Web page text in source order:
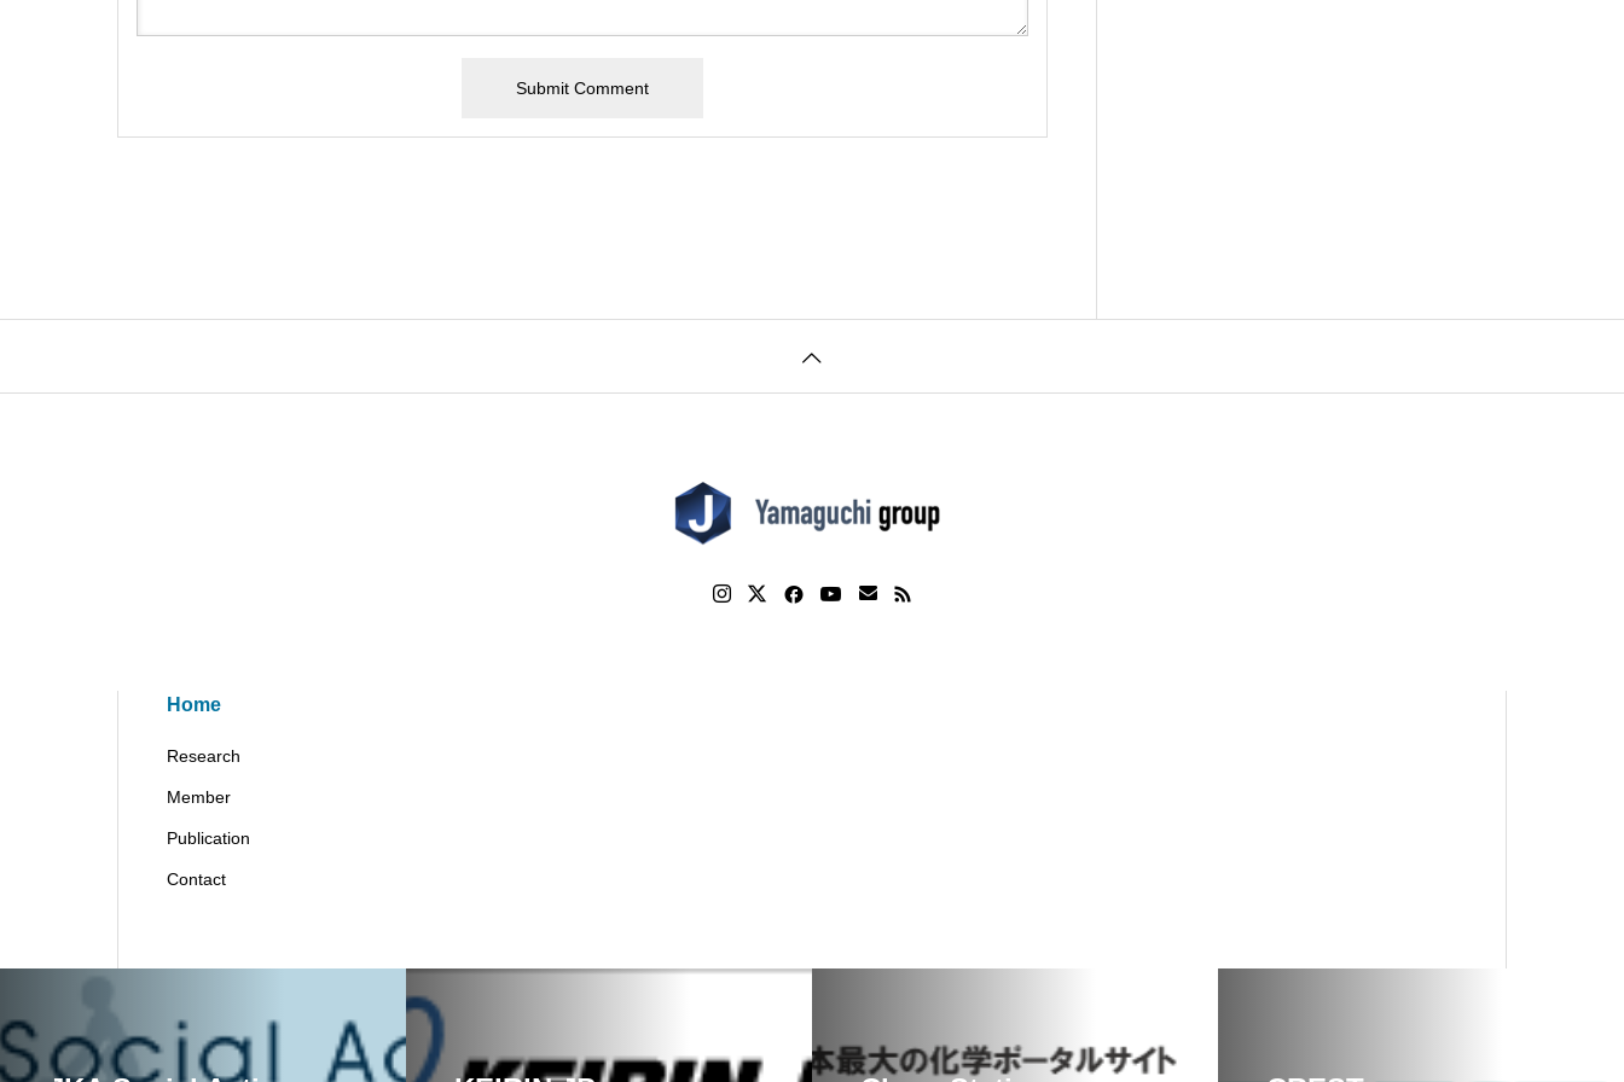
Home
Research
Member
Publication
Contact